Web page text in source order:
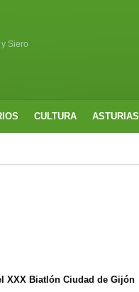
Siero
CULTURA ASTURIAS
XXX Biatlón Ciudad de Gijón